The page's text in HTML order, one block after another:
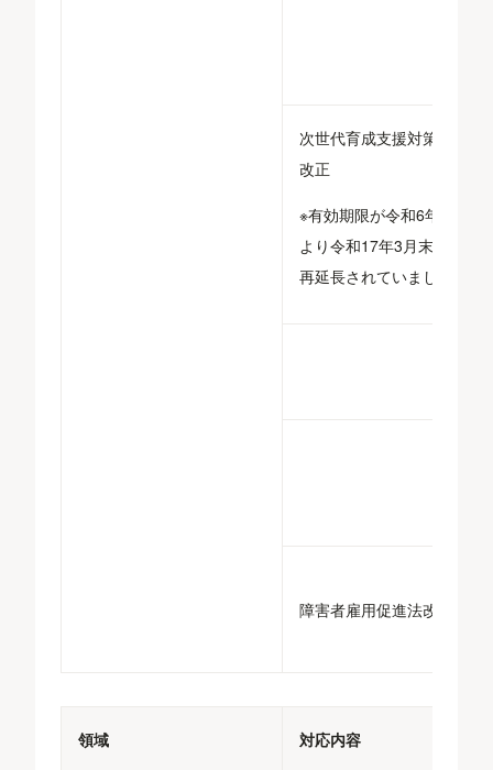
次世代育成支援対策推進法
改正
※有効期限が令和6年改正に
より令和17年3月末までに
再延長されていました
障害者雇用促進法改正
領域 対応内容